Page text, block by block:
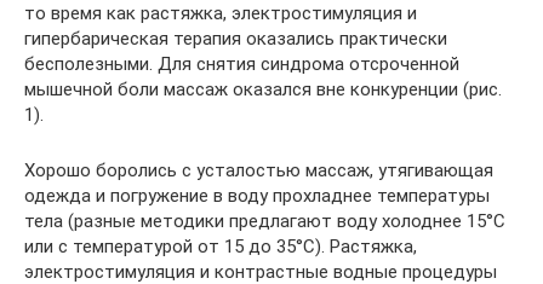
то время как растяжка, электростимуляция и
гипербарическая терапия оказались практически
бесполезными. Для снятия синдрома отсроченной
мышечной боли массаж оказался вне конкуренции (рис.
1).
Хорошо боролись с усталостью массаж, утягивающая
одежда и погружение в воду прохладнее температуры
тела (разные методики предлагают воду холоднее 15°С
или с температурой от 15 до 35°С). Растяжка,
электростимуляция и контрастные водные процедуры